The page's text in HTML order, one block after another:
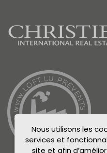
Nous utilisons les
services et
site et afin